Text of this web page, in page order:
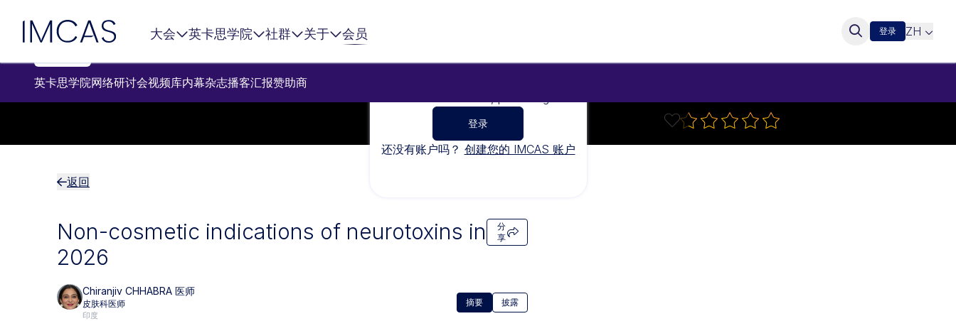
IMCAS
大会 英卡思学院 社群 关于 会员 登录 ZH
英卡思学院网络研讨会视频库内幕杂志播客汇报赞助商
登录
还没有账户吗？ 创建您的 IMCAS 账户
返回
Non-cosmetic indications of neurotoxins in
2026
分
享
Chiranjiv CHHABRA 医师
皮肤科医师
印度
摘要 披露